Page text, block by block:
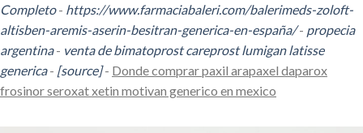
Completo- https://www.farmaciabaleri.com/balerimeds-zoloft-
altisben-aremis-aserin-besitran-generica-en-españa/- propecia
argentina- venta de bimatoprost careprost lumigan latisse
generica- [source]- Donde comprar paxil arapaxel daparox
frosinor seroxat xetin motivan generico en mexico